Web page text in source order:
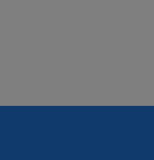
is een modern
en
goed uitgeruste